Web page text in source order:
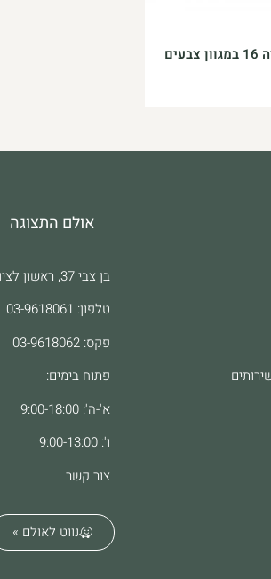
אולם התצוגה
בן צבי 37, ראשון לציון
טלפון: 03-9618061
פקס: 03-9618062
פתוח בימים:
א'-ה': 9:00-18:00
ו': 9:00-13:00
צור קשר
נווט לאולם »